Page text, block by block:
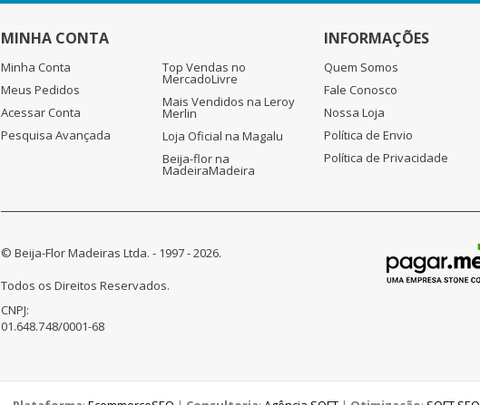
MINHA CONTA
Minha Conta
Meus Pedidos
Acessar Conta
Pesquisa Avançada
Top Vendas no
MercadoLivre
Mais Vendidos na Leroy
Merlin
Loja Oficial na Magalu
Beija-flor na
MadeiraMadeira
INFORMAÇÕES
Quem Somos
Fale Conosco
Nossa Loja
Política de Envio
Política de Privacidade
© Beija-Flor Madeiras Ltda. - 1997 - 2026.
Todos os Direitos Reservados.
CNPJ:
01.648.748/0001-68